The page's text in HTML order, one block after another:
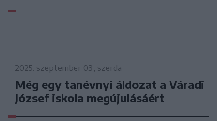
2025. szeptember 03., szerda
Még egy tanévnyi áldozat a Váradi
József iskola megújulásáért